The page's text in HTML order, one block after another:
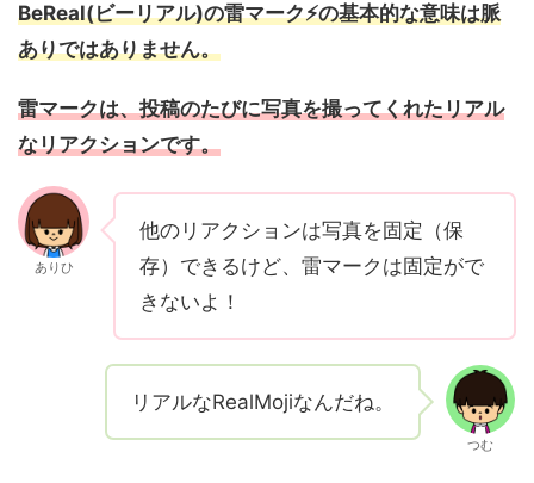
BeReal(ビーリアル)の雷マーク⚡️の基本的な意味は脈
ありではありません。
雷マークは、投稿のたびに写真を撮ってくれたリアル
なリアクションです。
ありひ
他のリアクションは写真を固定（保
存）できるけど、雷マークは固定がで
きないよ！
リアルなRealMojiなんだね。
つむ